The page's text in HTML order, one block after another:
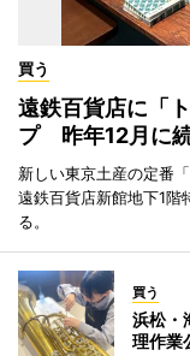
買う
遠鉄百貨店に「
プ 昨年12月に
新しい東京土産の定番
遠鉄百貨店新館地下1階
る。
買う
浜松・
理作業